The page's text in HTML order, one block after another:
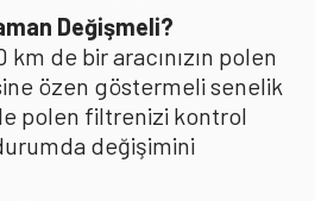
Değişmeli?
de bir aracınızın polen
özen göstermeli senelik
polen filtrenizi kontrol
değişimini